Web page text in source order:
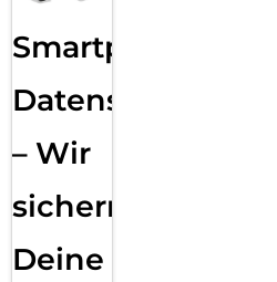
Smartphone
Datensicherung
– Wir
sichern
Deine